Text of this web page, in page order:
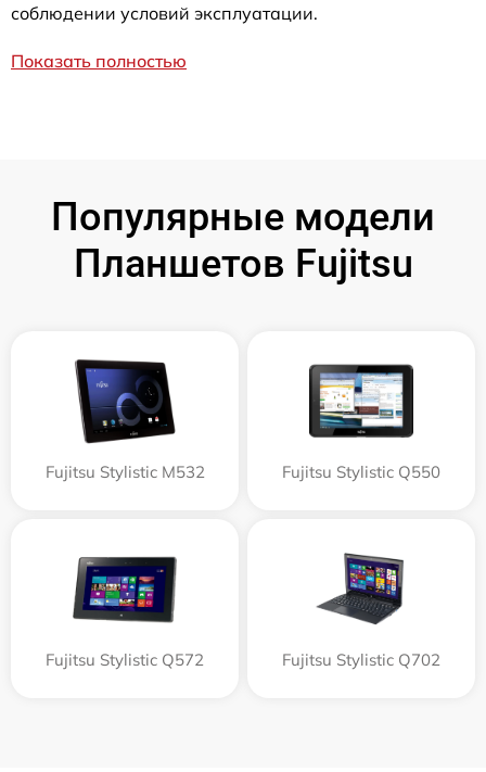
соблюдении условий эксплуатации.
Показать полностью
Популярные модели
Планшетов Fujitsu
Fujitsu Stylistic M532 Fujitsu Stylistic Q550
Fujitsu Stylistic Q572 Fujitsu Stylistic Q702